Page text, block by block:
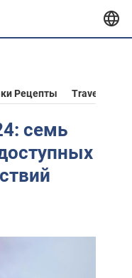
Рецепты Travel
семь